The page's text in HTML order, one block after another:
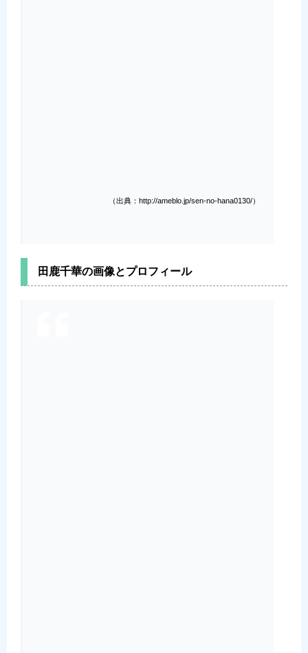
（出典：http://ameblo.jp/sen-no-hana0130/）
田鹿千華の画像とプロフィール